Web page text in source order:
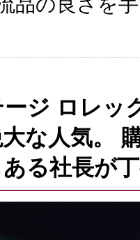
ジ ロレッ
な人気。
る社長が